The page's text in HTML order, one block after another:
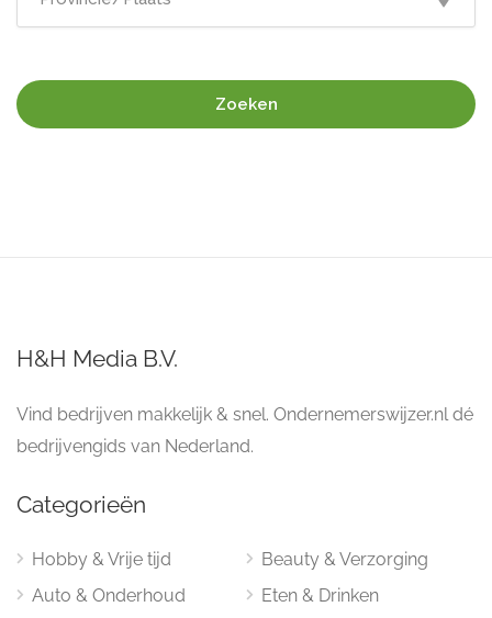
Zoeken
H&H Media B.V.
Vind bedrijven makkelijk & snel. Ondernemerswijzer.nl dé
bedrijvengids van Nederland.
Categorieën
Hobby & Vrije tijd
Auto & Onderhoud
Beauty & Verzorging
Eten & Drinken